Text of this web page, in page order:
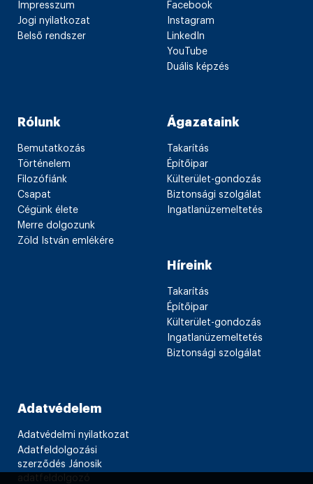
Impresszum
Jogi nyilatkozat
Belső rendszer
Facebook
Instagram
LinkedIn
YouTube
Duális képzés
Rólunk
Bemutatkozás
Történelem
Filozófiánk
Csapat
Cégünk élete
Merre dolgozunk
Zöld István emlékére
Ágazataink
Takarítás
Építőipar
Külterület-gondozás
Biztonsági szolgálat
Ingatlanüzemeltetés
Híreink
Takarítás
Építőipar
Külterület-gondozás
Ingatlanüzemeltetés
Biztonsági szolgálat
Adatvédelem
Adatvédelmi nyilatkozat
Adatfeldolgozási
szerződés Jánosik
adatfeldolgozó